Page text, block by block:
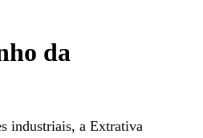
da
industriais, a Extrativa